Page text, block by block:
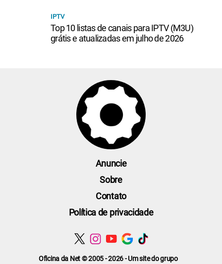
IPTV
Top 10 listas de canais para IPTV (M3U)
grátis e atualizadas em julho de 2026
Oficina da Net © 2005 - 2026 - Um site do grupo
Anuncie
Sobre
Contato
Política de privacidade